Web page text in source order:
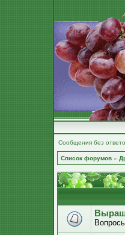
Сообщения без
Список форумов »